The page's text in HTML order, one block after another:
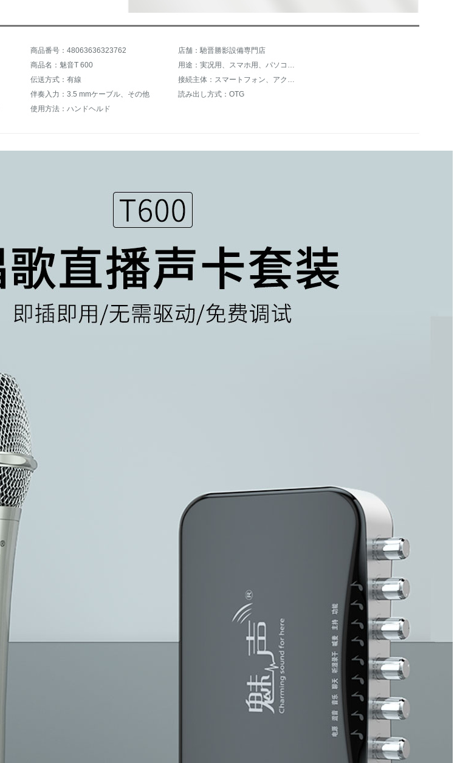
商品番号：48063636323762
店舗：馳晋勝影設備専門店
商品名：魅音T 600
伝送方式：有線
伴奏入力：3.5 mmケーブル、その他
読み出し方式：OTG
使用方法：ハンドヘルド